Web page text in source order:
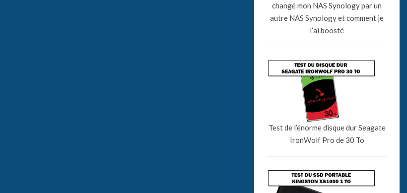
changé mon NAS Synology par un
autre NAS Synology et comment je
l’ai boosté
Test de l’énorme disque dur Seagate
IronWolf Pro de 30 To